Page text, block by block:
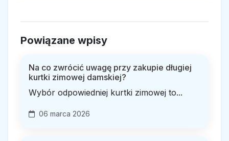
Powiązane wpisy
Na co zwrócić uwagę przy zakupie długiej
kurtki zimowej damskiej?
Wybór odpowiedniej kurtki zimowej to...
06 marca 2026